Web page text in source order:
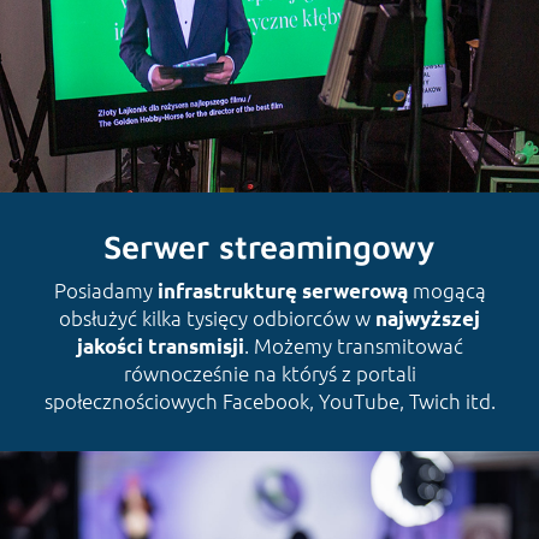
Serwer streamingowy
Posiadamy infrastrukturę serwerowąmogącą
obsłużyć kilka tysięcy odbiorców w najwyższej
jakości transmisji. Możemy transmitować
równocześnie na któryś z portali
społecznościowych Facebook, YouTube, Twich itd.